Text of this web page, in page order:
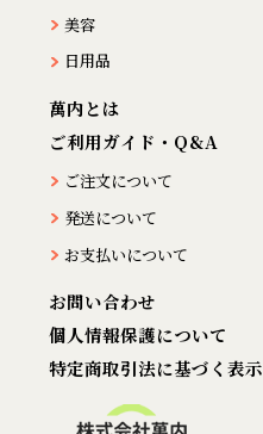
美容
日用品
萬内とは
ご利用ガイド・Q&A
ご注文について
発送について
お支払いについて
お問い合わせ
個人情報保護について
特定商取引法に基づく表示